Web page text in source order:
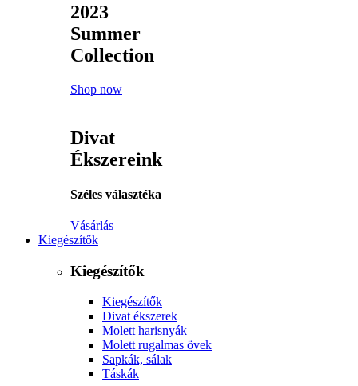
2023
Summer
Collection
Shop now
Divat
Ékszereink
Széles választéka
Vásárlás
Kiegészítők
Kiegészítők
Kiegészítők
Divat ékszerek
Molett harisnyák
Molett rugalmas övek
Sapkák, sálak
Táskák